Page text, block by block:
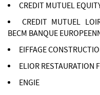
CREDIT MUTUEL
CREDIT MUTUEL
BECM BANQUE
EIFFAGE
ELIOR RESTAURATION
ENGIE